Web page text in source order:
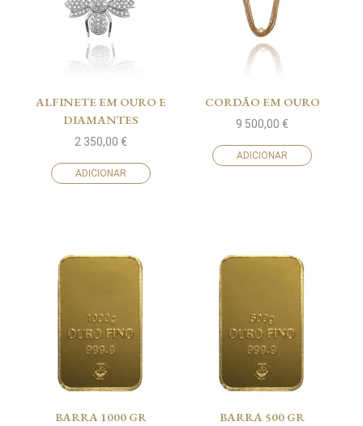
ALFINETE EM OURO E
DIAMANTES
2 350,00 €
ADICIONAR
CORDÃO EM OURO
9 500,00 €
ADICIONAR
BARRA 1000 GR BARRA 500 GR